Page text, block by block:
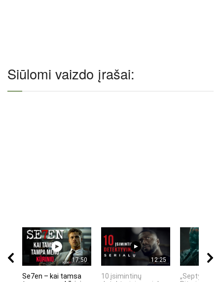
Siūlomi vaizdo įrašai:
17:50
Se7en – kai tamsa
12:25
10 įsimintinų
„Septynių